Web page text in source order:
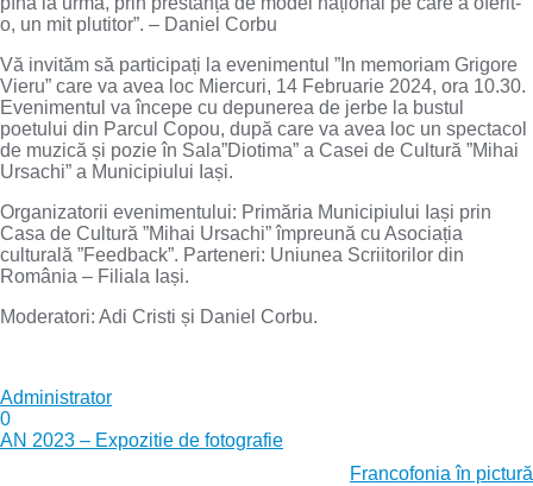
o, un mit plutitor”. – Daniel Corbu
Vă invităm să participați la evenimentul ”In memoriam Grigore
Vieru” care va avea loc Miercuri, 14 Februarie 2024, ora 10.30.
Evenimentul va începe cu depunerea de jerbe la bustul
poetului din Parcul Copou, după care va avea loc un spectacol
de muzică și pozie în Sala”Diotima” a Casei de Cultură ”Mihai
Ursachi” a Municipiului Iași.
Organizatorii evenimentului: Primăria Municipiului Iași prin
Casa de Cultură ”Mihai Ursachi” împreună cu Asociația
culturală ”Feedback”. Parteneri: Uniunea Scriitorilor din
România – Filiala Iași.
Moderatori: Adi Cristi și Daniel Corbu.
Administrator
0
Navigare
AN 2023 – Expozitie de fotografie
Francofonia în pictură